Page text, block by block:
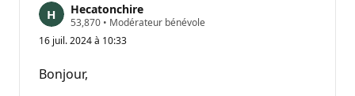
Hecatonchire
53,870 P• Modérateur bénévole
16 juil. 2024 à 10:33
Bonjour,